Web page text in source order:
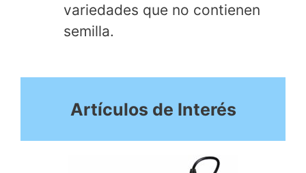
variedades que no contienen
semilla.
Artículos de Interés